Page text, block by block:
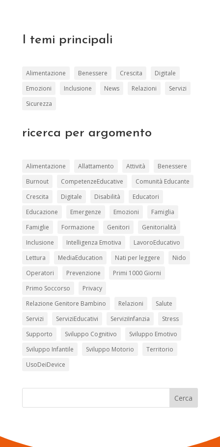
I temi principali
Alimentazione Benessere Crescita
Digitale
Emozioni
Inclusione News Relazioni
Servizi
Sicurezza
ricerca per argomento
Alimentazione Allattamento Attività
Benessere
Burnout
CompetenzeEducative
Comunità Educante
Crescita
Digitale Disabilità
Educatori
Educazione
Emergenze Emozioni
Famiglia
Famiglie
Formazione Genitori
Genitorialità
Inclusione
Intelligenza Emotiva
LavoroEducativo
Lettura
MediaEducation Nati per leggere
Nido
Operatori
Prevenzione
Primi 1000 Giorni
Primo Soccorso
Privacy
Relazione Genitore Bambino
Relazioni
Salute
Servizi
ServiziEducativi ServiziInfanzia
Stress
Supporto
Sviluppo Cognitivo
Sviluppo Emotivo
Sviluppo Infantile
Sviluppo Motorio
Territorio
UsoDeiDevice